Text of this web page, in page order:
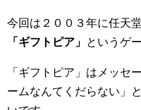
今回は２００３年に任天
「ギフトピア」 というゲ
「ギフトピア」はメッセ
ームなんてくだらない」